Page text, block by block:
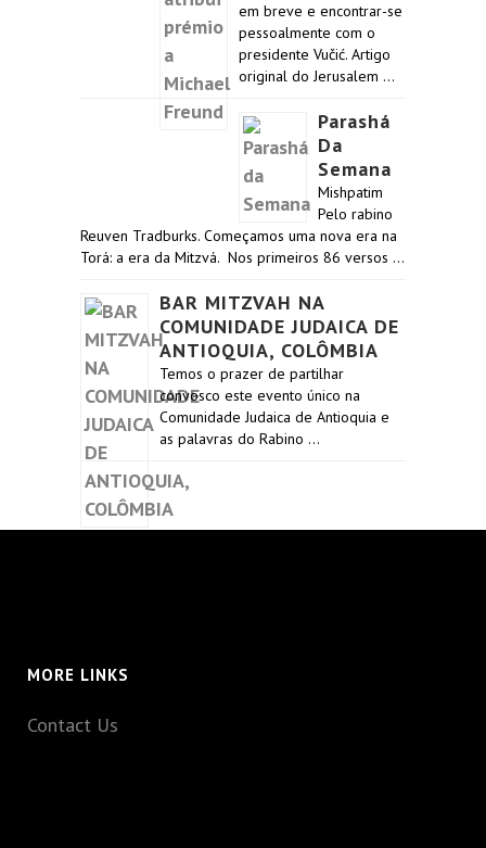
em breve e encontrar-se
pessoalmente com o
presidente Vučić. Artigo
original do Jerusalem …
Parashá
Da
Semana
Mishpatim
Pelo rabino
Reuven Tradburks. Começamos uma nova era na
Torá: a era da Mitzvá. Nos primeiros 86 versos …
BAR MITZVAH NA
COMUNIDADE JUDAICA DE
ANTIOQUIA, COLÔMBIA
Temos o prazer de partilhar
convosco este evento único na
Comunidade Judaica de Antioquia e
as palavras do Rabino …
MORE LINKS
Contact Us